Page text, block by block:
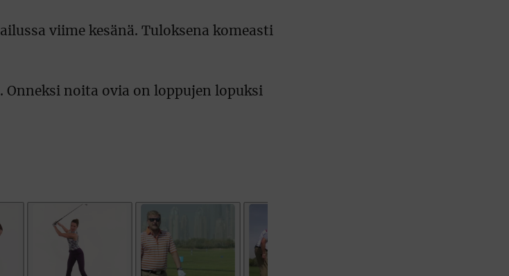
viime kesänä. Tuloksena komeasti
Onneksi noita ovia on loppujen lopuksi